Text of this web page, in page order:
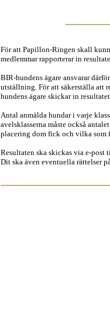
För att Papillon-Ringen skall
medlemmar rapporterar in
BIR-hundens ägare ansvarar
utställning. För att säkerställa att
hundens ägare skickar in
Antal anmälda hundar i varje
avelsklasserna måste också
placering dom fick och vilka som
Resultaten ska skickas via e-post
Dit ska även eventuella rättelser